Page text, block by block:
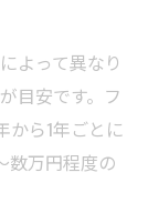
よって異なり
目安です。フ
から1年ごとに
数万円程度の